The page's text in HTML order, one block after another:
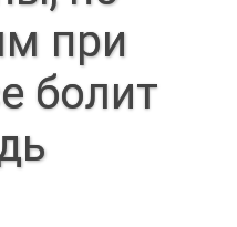
при
болит